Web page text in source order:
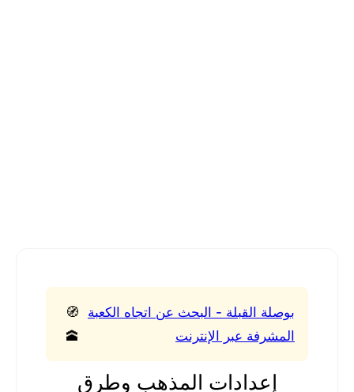
بوصلة القبلة - البحث عن اتجاه الكعبة
المشرفة عبر الإنترنت
🧭
🕋
إعدادات المذهب وطرق